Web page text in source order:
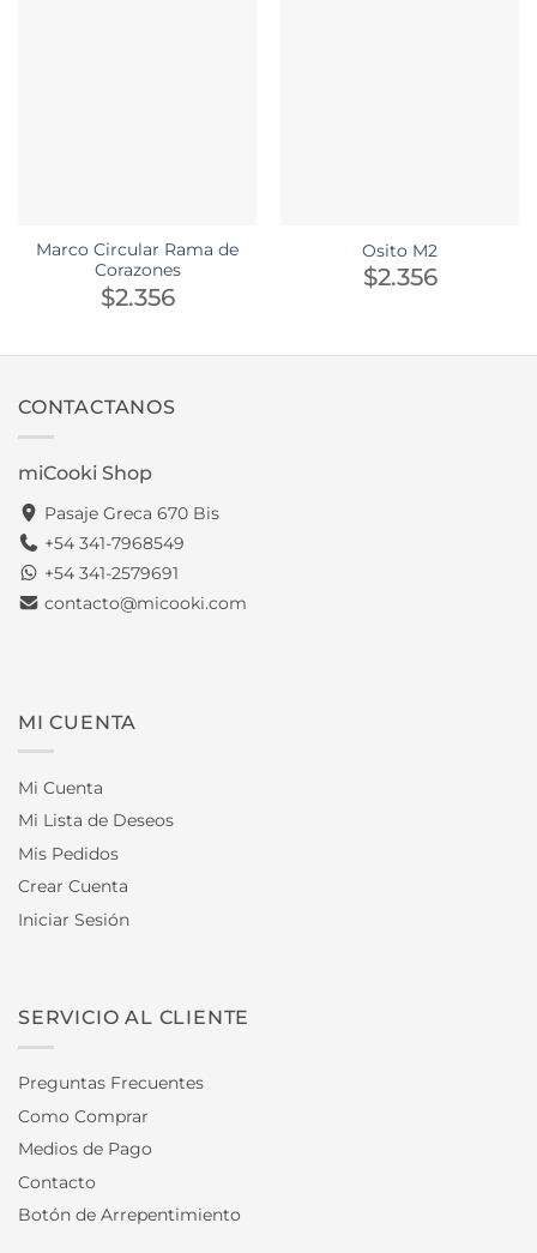
Marco Circular Rama de
Corazones
$2.356
Osito M2
$2.356
CONTACTANOS
miCooki Shop
Pasaje Greca 670 Bis
+54 341-7968549
+54 341-2579691
contacto@micooki.com
MI CUENTA
Mi Cuenta
Mi Lista de Deseos
Mis Pedidos
Crear Cuenta
Iniciar Sesión
SERVICIO AL CLIENTE
Preguntas Frecuentes
Como Comprar
Medios de Pago
Contacto
Botón de Arrepentimiento